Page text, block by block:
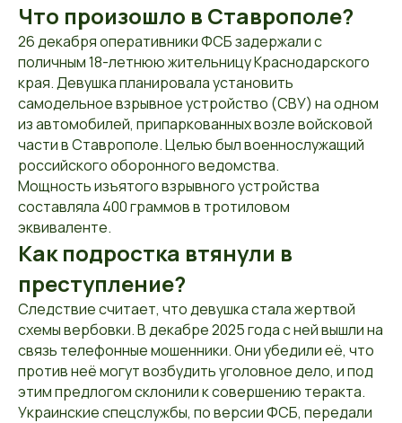
Что произошло в Ставрополе?
26 декабря оперативники ФСБ задержали с
поличным 18-летнюю жительницу Краснодарского
края. Девушка планировала установить
самодельное взрывное устройство (СВУ) на одном
из автомобилей, припаркованных возле войсковой
части в Ставрополе. Целью был военнослужащий
российского оборонного ведомства.
Мощность изъятого взрывного устройства
составляла 400 граммов в тротиловом
эквиваленте.
Как подростка втянули в
преступление?
Следствие считает, что девушка стала жертвой
схемы вербовки. В декабре 2025 года с ней вышли на
связь телефонные мошенники. Они убедили её, что
против неё могут возбудить уголовное дело, и под
этим предлогом склонили к совершению теракта.
Украинские спецслужбы, по версии ФСБ, передали